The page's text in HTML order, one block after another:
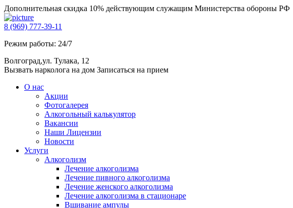
Дополнительная скидка 10% действующим служащим Министерства обороны РФ
8 (969) 777-39-11
Режим работы: 24/7
Волгоград,ул. Тулака, 12
Вызвать нарколога на дом Записаться на прием
О нас
Акции
Фотогалерея
Алкогольный калькулятор
Вакансии
Наши Лицензии
Новости
Услуги
Алкоголизм
Лечение алкоголизма
Лечение пивного алкоголизма
Лечение женского алкоголизма
Лечение алкоголизма в стационаре
Вшивание ампулы